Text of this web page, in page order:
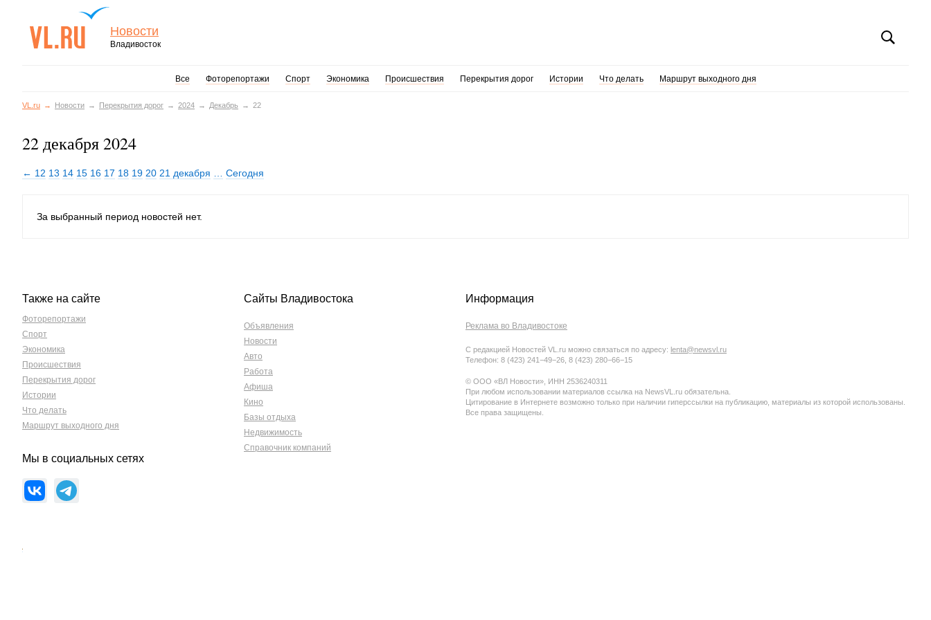
Новости
Владивосток
Все Фоторепортажи Спорт Экономика Происшествия Перекрытия дорог Истории Что делать Маршрут выходного дня
VL.ru Новости Перекрытия дорог 2024 Декабрь 22
22 декабря 2024
← 12 13 14 15 16 17 18 19 20 21 декабря Сегодня
За выбранный период новостей нет.
Также на сайте
Фоторепортажи
Спорт
Экономика
Происшествия
Перекрытия дорог
Истории
Что делать
Маршрут выходного дня
Мы в социальных сетях
Сайты Владивостока
Объявления
Новости
Авто
Работа
Афиша
Кино
Базы отдыха
Недвижимость
Справочник компаний
Информация
Реклама во Владивостоке
С редакцией Новостей VL.ru можно связаться по адресу: lenta@newsvl.ru
Телефон: 8 (423) 241−49−26, 8 (423) 280−66−15
© ООО «ВЛ Новости», ИНН 2536240311
При любом использовании материалов ссылка на NewsVL.ru обязательна.
Цитирование в Интернете возможно только при наличии гиперссылки на публикацию, материалы из которой использованы.
Все права защищены.